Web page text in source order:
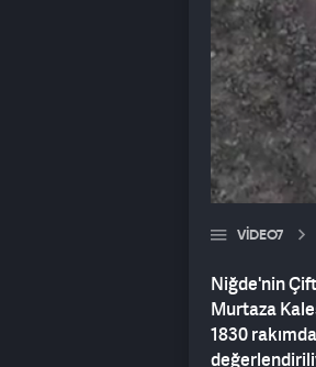
VIDEO7
Niğde'nin
Murtaza
1830